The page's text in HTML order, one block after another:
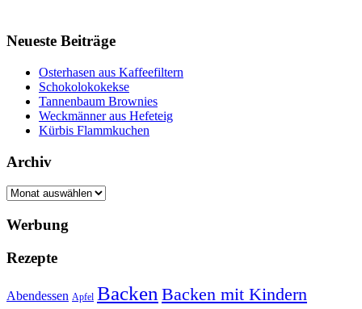
Neueste Beiträge
Osterhasen aus Kaffeefiltern
Schokolokokekse
Tannenbaum Brownies
Weckmänner aus Hefeteig
Kürbis Flammkuchen
Archiv
Archiv
Werbung
Rezepte
Abendessen Apfel Backen Backen mit Kindern